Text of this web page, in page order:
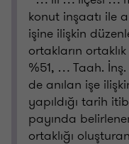
konut inşaatı ile
işine ilişkin
ortakların
%51, … Taah.
de anılan işe
yapıldığı tarih
payında
ortaklığı